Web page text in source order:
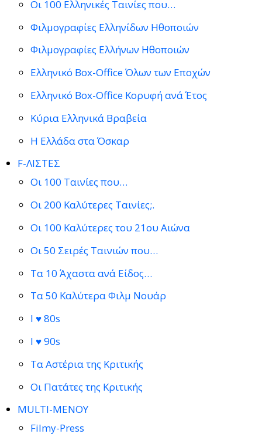
Οι 100 Ελληνικές Ταινίες που…
Φιλμογραφίες Ελληνίδων Ηθοποιών
Φιλμογραφίες Ελλήνων Ηθοποιών
Ελληνικό Box-Office Όλων των Εποχών
Ελληνικό Box-Office Κορυφή ανά Έτος
Κύρια Ελληνικά Βραβεία
Η Ελλάδα στα Όσκαρ
F-ΛΙΣΤΕΣ
Οι 100 Ταινίες που…
Οι 200 Καλύτερες Ταινίες;.
Οι 100 Καλύτερες του 21ου Αιώνα
Οι 50 Σειρές Ταινιών που…
Τα 10 Άχαστα ανά Είδος…
Τα 50 Καλύτερα Φιλμ Νουάρ
I ♥ 80s
I ♥ 90s
Τα Αστέρια της Κριτικής
Οι Πατάτες της Κριτικής
MULTI-ΜΕΝΟΥ
Filmy-Press